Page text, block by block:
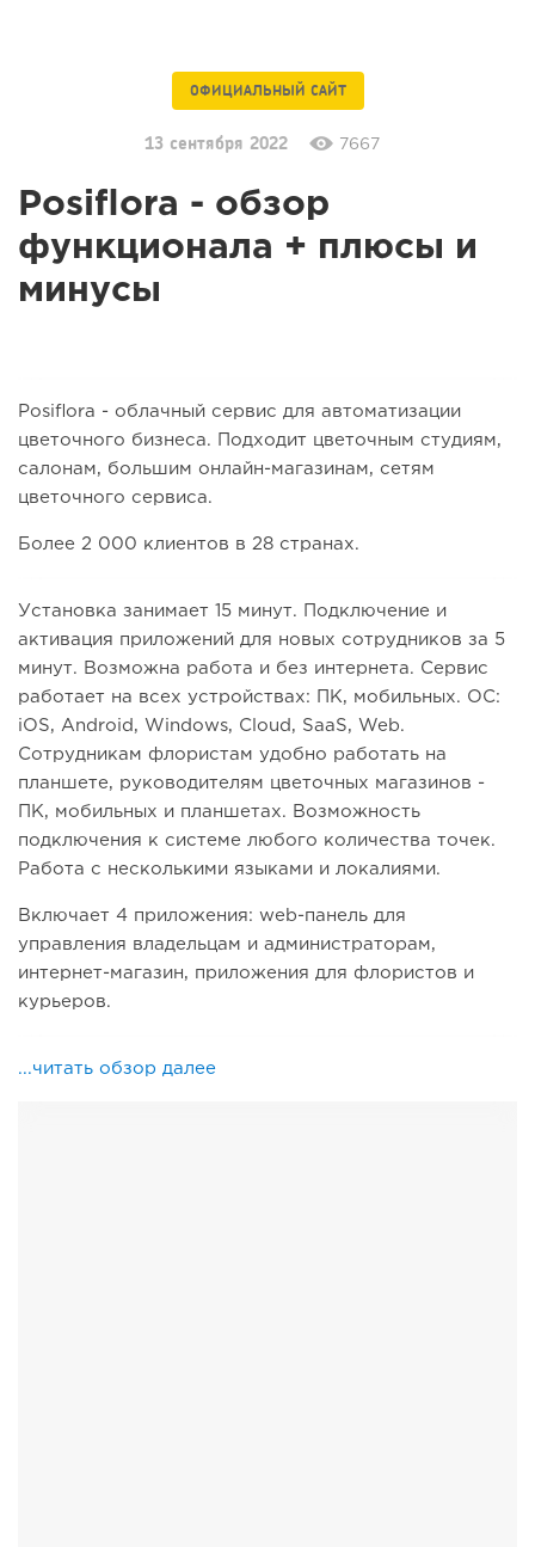
ОФИЦИАЛЬНЫЙ САЙТ
13 сентября 2022 7667
Posiflora - обзор
функционала + плюсы и
минусы
Posiflora - облачный сервис для автоматизации
цветочного бизнеса. Подходит цветочным студиям,
салонам, большим онлайн-магазинам, сетям
цветочного сервиса.
Более 2 000 клиентов в 28 странах.
Установка занимает 15 минут. Подключение и
активация приложений для новых сотрудников за 5
минут. Возможна работа и без интернета. Сервис
работает на всех устройствах: ПК, мобильных. ОС:
iOS, Android, Windows, Cloud, SaaS, Web.
Сотрудникам флористам удобно работать на
планшете, руководителям цветочных магазинов -
ПК, мобильных и планшетах. Возможность
подключения к системе любого количества точек.
Работа с несколькими языками и локалиями.
Включает 4 приложения: web-панель для
управления владельцам и администраторам,
интернет-магазин, приложения для флористов и
курьеров.
...читать обзор далее